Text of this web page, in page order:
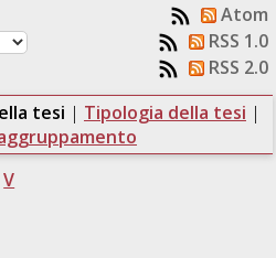
Atom
RSS 1.0
RSS 2.0
tesi | Tipologia della tesi |
V